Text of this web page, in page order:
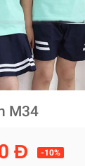
M34
Đ -10%